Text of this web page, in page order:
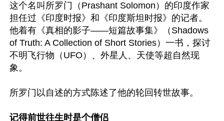
这个名叫所罗门（Prashant Solomon）的印度作家
担任过《印度时报》和《印度斯坦时报》的记者。
他着有《真相的影子——短篇故事集》（Shadows
of Truth: A Collection of Short Stories）一书，探讨
不明飞行物（UFO）、外星人、天使等超自然现
象。
所罗门以自述的方式陈述了他的轮回转世故事。
记得前世往生时是个僧侣